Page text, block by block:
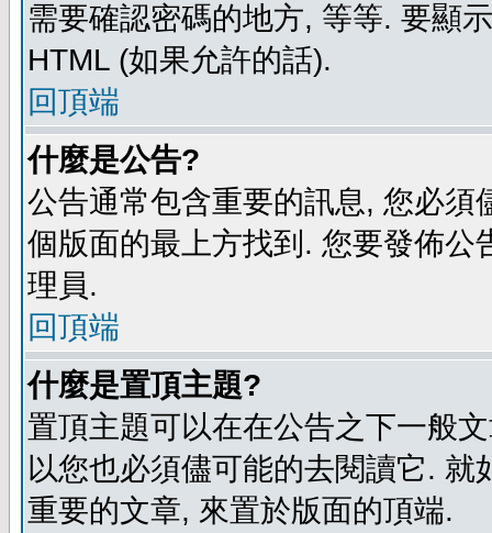
需要確認密碼的地方, 等等. 要顯
HTML (如果允許的話).
回頂端
什麼是公告?
公告通常包含重要的訊息, 您必
個版面的最上方找到. 您要發佈
理員.
回頂端
什麼是置頂主題?
置頂主題可以在在公告之下一般
以您也必須儘可能的去閱讀它.
重要的文章, 來置於版面的頂端.